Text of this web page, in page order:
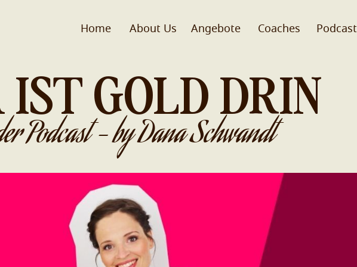
Home About Us Coaches
Angebote Podcast
IST GOLD DRIN
Podcast - by Dana Schwandt